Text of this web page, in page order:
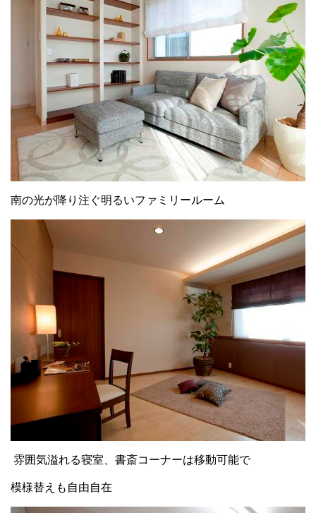
南の光が降り注ぐ明るいファミリールーム
雰囲気溢れる寝室、書斎コーナーは移動可能で
模様替えも自由自在